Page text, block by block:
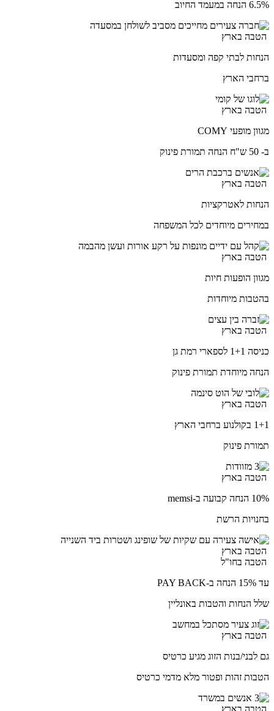
6.5% הנחה במעמד החיוב
הטבה בארץ
הנחות לבתי קפה ומסעדות
ברחבי הארץ
הטבה בארץ
מגוון מופעי COMY
ב- 50 ש"ח הנחה תמורת פינוק
הטבה בארץ
הנחות לאטרקציות
במחירים מיוחדים לכל המשפחה
הטבה בארץ
מגוון הופעות חיות
בהטבות מיוחדות
הטבה בארץ
כניסה 1+1 לספארי רמת גן
הנחה מיוחדת תמורת פינוק
הטבה בארץ
1+1 בקולנוע ברחבי הארץ
תמורת פינוק
הטבה בארץ
10% הנחה קבועה ב-memsi
בחנויות הרשת
הטבה בארץ
הטבה בחו"ל
עד 15% הנחה ב-PAY BACK
שלל הנחות והטבות באונליין
הטבה בארץ
גם לבני/בנות הזוג מגיע כרטיס
הטבות זהות ופטור מלא מדמי כרטיס
הטבה בארץ